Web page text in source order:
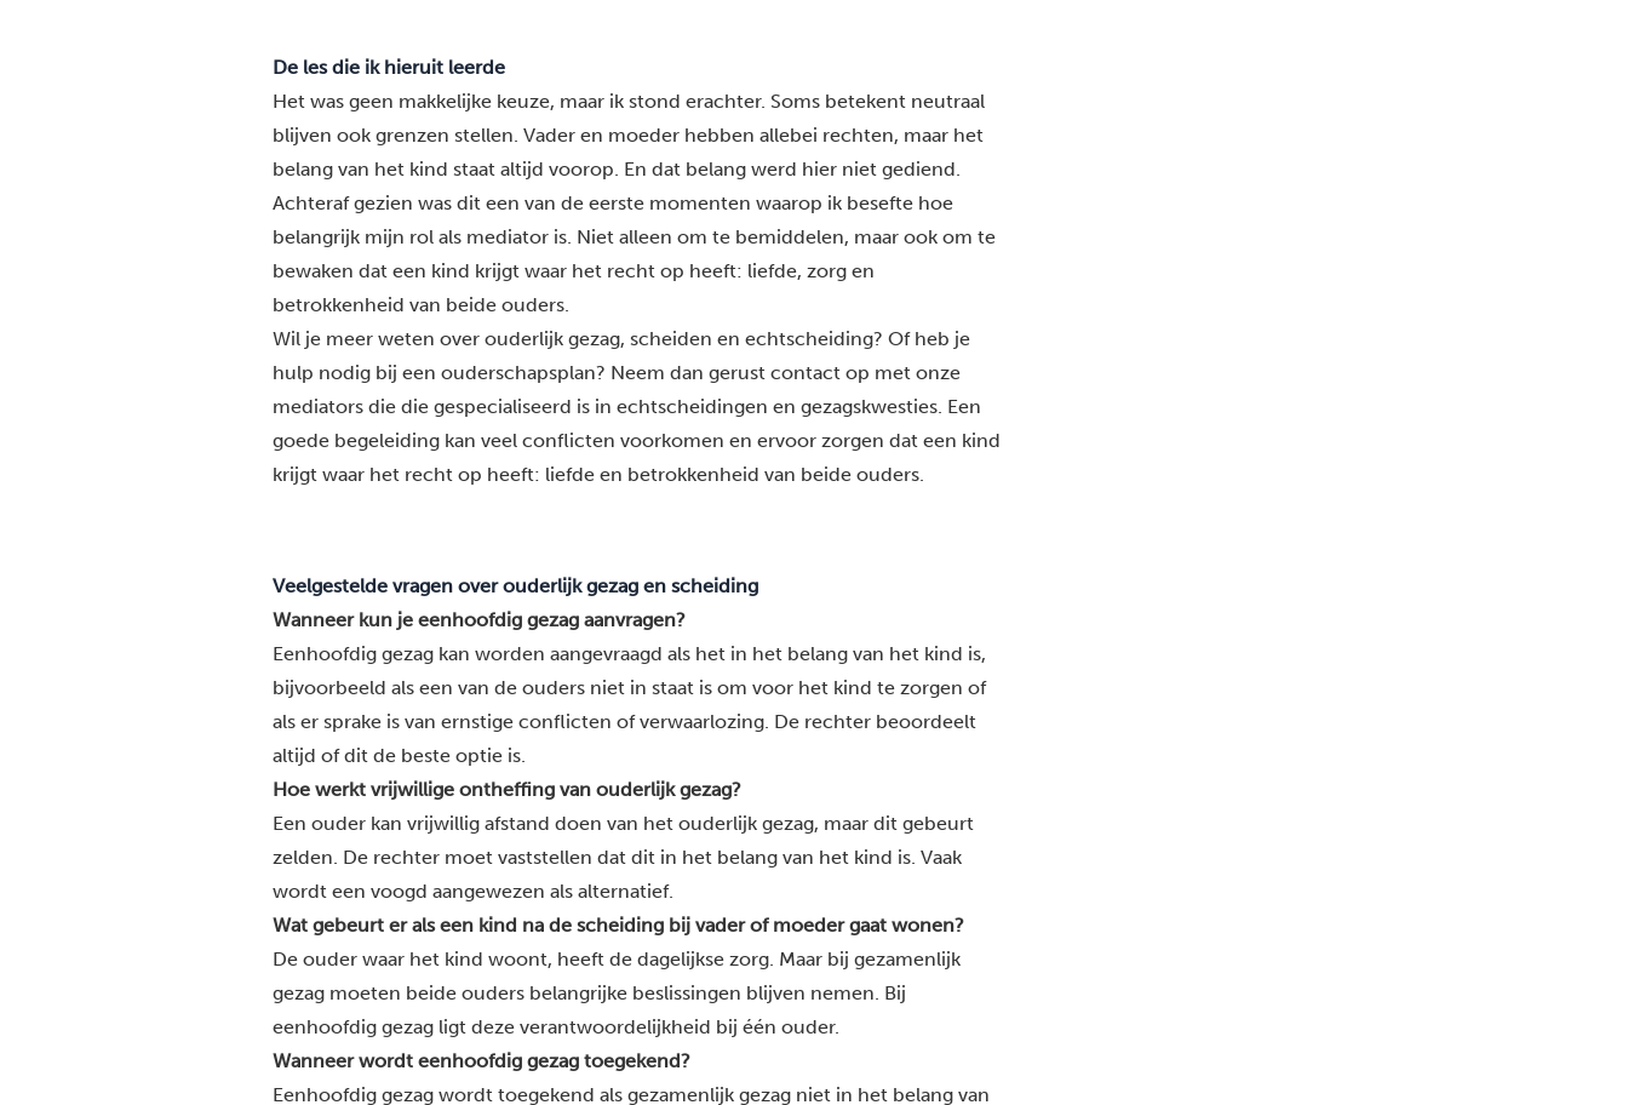
De les die ik hieruit leerde
Het was geen makkelijke keuze, maar ik stond erachter. Soms betekent neutraal
blijven ook grenzen stellen. Vader en moeder hebben allebei rechten, maar het
belang van het kind staat altijd voorop. En dat belang werd hier niet gediend.
Achteraf gezien was dit een van de eerste momenten waarop ik besefte hoe
belangrijk mijn rol als mediator is. Niet alleen om te bemiddelen, maar ook om te
bewaken dat een kind krijgt waar het recht op heeft: liefde, zorg en
betrokkenheid van beide ouders.
Wil je meer weten over ouderlijk gezag, scheiden en echtscheiding? Of heb je
hulp nodig bij een ouderschapsplan? Neem dan gerust contactop met onze
mediators die die gespecialiseerd is in echtscheidingen en gezagskwesties. Een
goede begeleiding kan veel conflicten voorkomen en ervoor zorgen dat een kind
krijgt waar het recht op heeft: liefde en betrokkenheid van beide ouders.
Veelgestelde vragen over ouderlijk gezag en scheiding
Wanneer kun je eenhoofdig gezag aanvragen?
Eenhoofdig gezag kan worden aangevraagd als het in het belang van het kind is,
bijvoorbeeld als een van de ouders niet in staat is om voor het kind te zorgen of
als er sprake is van ernstige conflicten of verwaarlozing. De rechter beoordeelt
altijd of dit de beste optie is.
Hoe werkt vrijwillige ontheffing van ouderlijk gezag?
Een ouder kan vrijwillig afstand doen van het ouderlijk gezag, maar dit gebeurt
zelden. De rechter moet vaststellen dat dit in het belang van het kind is. Vaak
wordt een voogd aangewezen als alternatief.
Wat gebeurt er als een kind na de scheiding bij vader of moeder gaat wonen?
De ouder waar het kind woont, heeft de dagelijkse zorg. Maar bij gezamenlijk
gezag moeten beide ouders belangrijke beslissingen blijven nemen. Bij
eenhoofdig gezag ligt deze verantwoordelijkheid bij één ouder.
Wanneer wordt eenhoofdig gezag toegekend?
Eenhoofdig gezag wordt toegekend als gezamenlijk gezag niet in het belang van